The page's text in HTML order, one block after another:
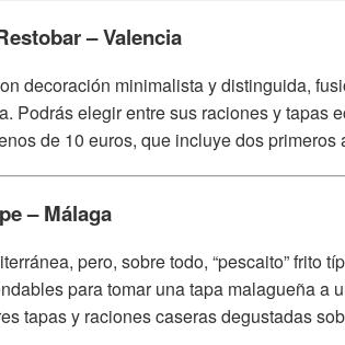
– Valencia
decoración minimalista y distinguida,
Podrás elegir entre sus raciones y tapas
de 10 euros, que incluye dos primeros
– Málaga
pero, sobre todo, “pescaito” frito
para tomar una tapa malagueña a
tapas y raciones caseras degustadas